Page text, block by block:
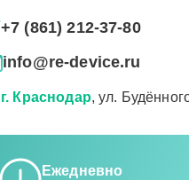
+7 (861) 212-37-80
info@re-device.ru
г. Краснодар, ул.
Ежедневно